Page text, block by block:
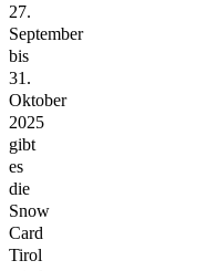
27.
September
bis
31.
Oktober
2025
gibt
es
die
Snow
Card
Tirol